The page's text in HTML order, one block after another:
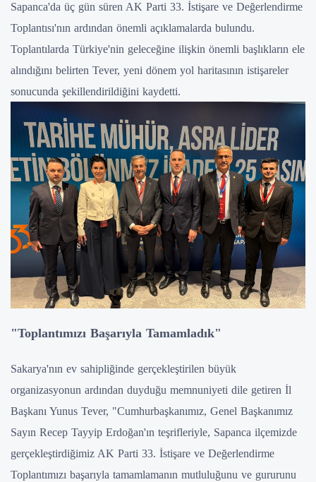
Sapanca'da üç gün süren AK Parti 33. İstişare ve Değerlendirme
Toplantısı'nın ardından önemli açıklamalarda bulundu.
Toplantılarda Türkiye'nin geleceğine ilişkin önemli başlıkların ele
alındığını belirten Tever, yeni dönem yol haritasının istişareler
sonucunda şekillendirildiğini kaydetti.
"Toplantımızı Başarıyla Tamamladık"
Sakarya'nın ev sahipliğinde gerçekleştirilen büyük
organizasyonun ardından duyduğu memnuniyeti dile getiren İl
Başkanı Yunus Tever, "Cumhurbaşkanımız, Genel Başkanımız
Sayın Recep Tayyip Erdoğan'ın teşrifleriyle, Sapanca ilçemizde
gerçekleştirdiğimiz AK Parti 33. İstişare ve Değerlendirme
Toplantımızı başarıyla tamamlamanın mutluluğunu ve gururunu